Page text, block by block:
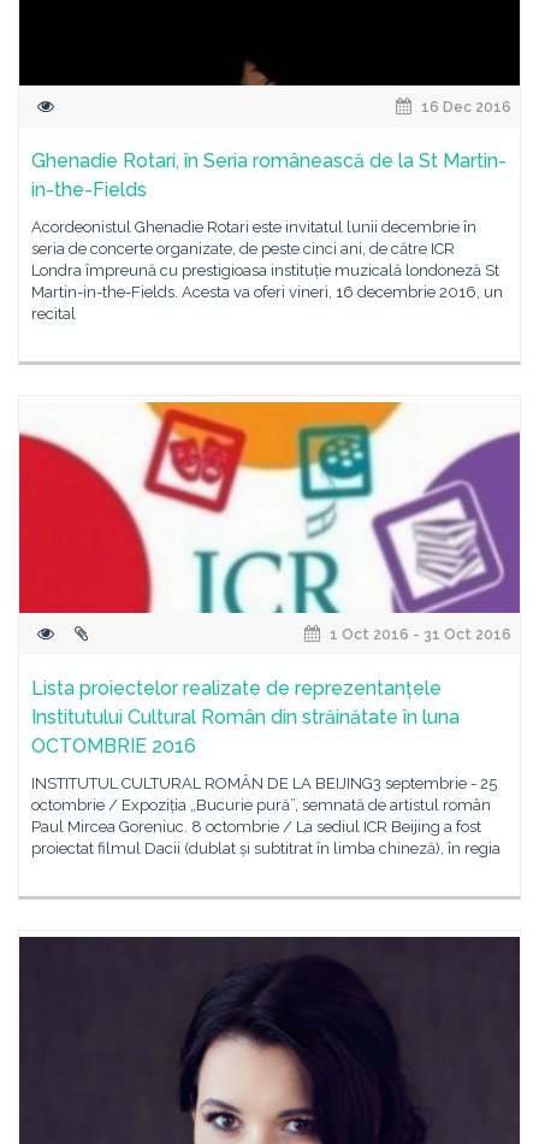
16 Dec 2016
Ghenadie Rotari, în Seria românească de la St Martin-
in-the-Fields
Acordeonistul Ghenadie Rotari este invitatul lunii decembrie în
seria de concerte organizate, de peste cinci ani, de către ICR
Londra împreună cu prestigioasa instituție muzicală londoneză St
Martin-in-the-Fields. Acesta va oferi vineri, 16 decembrie 2016, un
recital
1 Oct 2016 - 31 Oct 2016
Lista proiectelor realizate de reprezentanțele
Institutului Cultural Român din străinătate în luna
OCTOMBRIE 2016
INSTITUTUL CULTURAL ROMÂN DE LA BEIJING3 septembrie - 25
octombrie / Expoziția „Bucurie pură”, semnată de artistul român
Paul Mircea Goreniuc. 8 octombrie / La sediul ICR Beijing a fost
proiectat filmul Dacii (dublat și subtitrat în limba chineză), în regia